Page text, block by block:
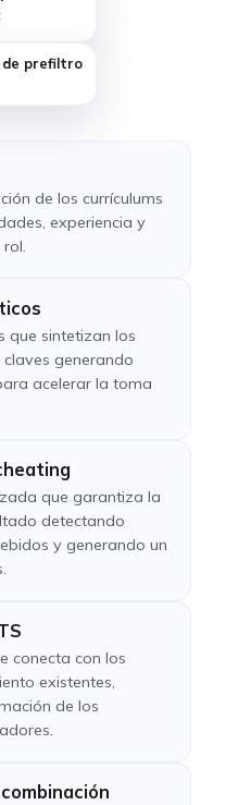
prefiltro
de los currículums
experiencia y
que sintetizan los
generando
acelerar la toma
que garantiza la
detectando
y generando un
conecta con los
existentes,
de los